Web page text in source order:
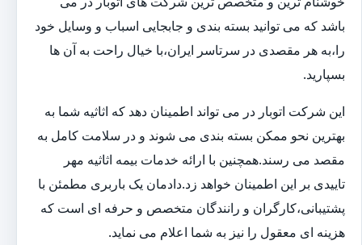
باشد که می توانید بسته بندی و جابجایی اسباب و وسایل خود
را،به هر مقصدی در سرتاسر ایران،با خیال راحت به آن ها
بسپارید.
این شرکت اتوبار در می تواند اطمینان دهد که اثاثیه شما به
بهترین نحو ممکن بسته بندی می شوند و در سلامت کامل به
مقصد می رسند.همچنین با ارائه خدمات بیمه اثاثیه مهر
تاییدی بر این اطمینان خواهد زد.دادمان یک باربری مطمئن با
پشتیبانی،کارگران و رانندگان متخصص و حرفه ای است که
هزینه ای معقول را نیز به شما اعلام می نماید.